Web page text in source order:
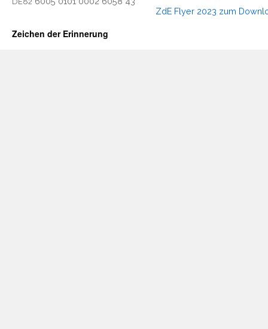
ZdE Fly­er 2023 zum
Zeichen der Erinnerung